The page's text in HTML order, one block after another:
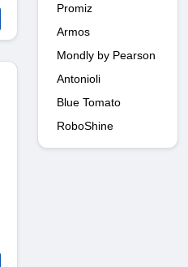
Promiz
Armos
Mondly by Pearson
Antonioli
Blue Tomato
RoboShine